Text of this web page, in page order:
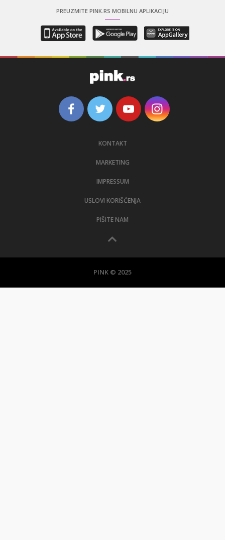
PREUZMITE PINK.RS MOBILNU APLIKACIJU
KONTAKT
MARKETING
IMPRESSUM
USLOVI KORIŠĆENJA
PIŠITE NAM
PINK © 2025